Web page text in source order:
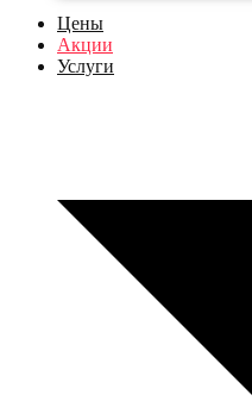
Цены
Акции
Услуги